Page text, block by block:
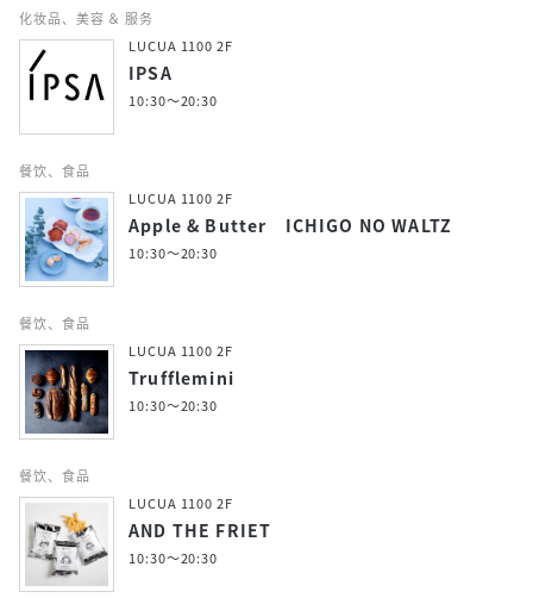
化妆品、美容 ＆ 服务
LUCUA 1100 2F
IPSA
10:30～20:30
餐饮、食品
LUCUA 1100 2F
Apple & Butter ICHIGO NO WALTZ
10:30～20:30
餐饮、食品
LUCUA 1100 2F
Trufflemini
10:30～20:30
餐饮、食品
LUCUA 1100 2F
AND THE FRIET
10:30～20:30